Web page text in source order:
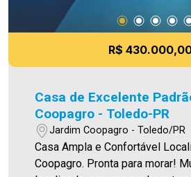
meramente ilustrativas
R$
Casa de Excelente
Coopagro - Toledo-PR
Jardim Coopagro - Toledo/PR
Casa Ampla e Confortável
Coopagro. Pronta para morar! Muito bem